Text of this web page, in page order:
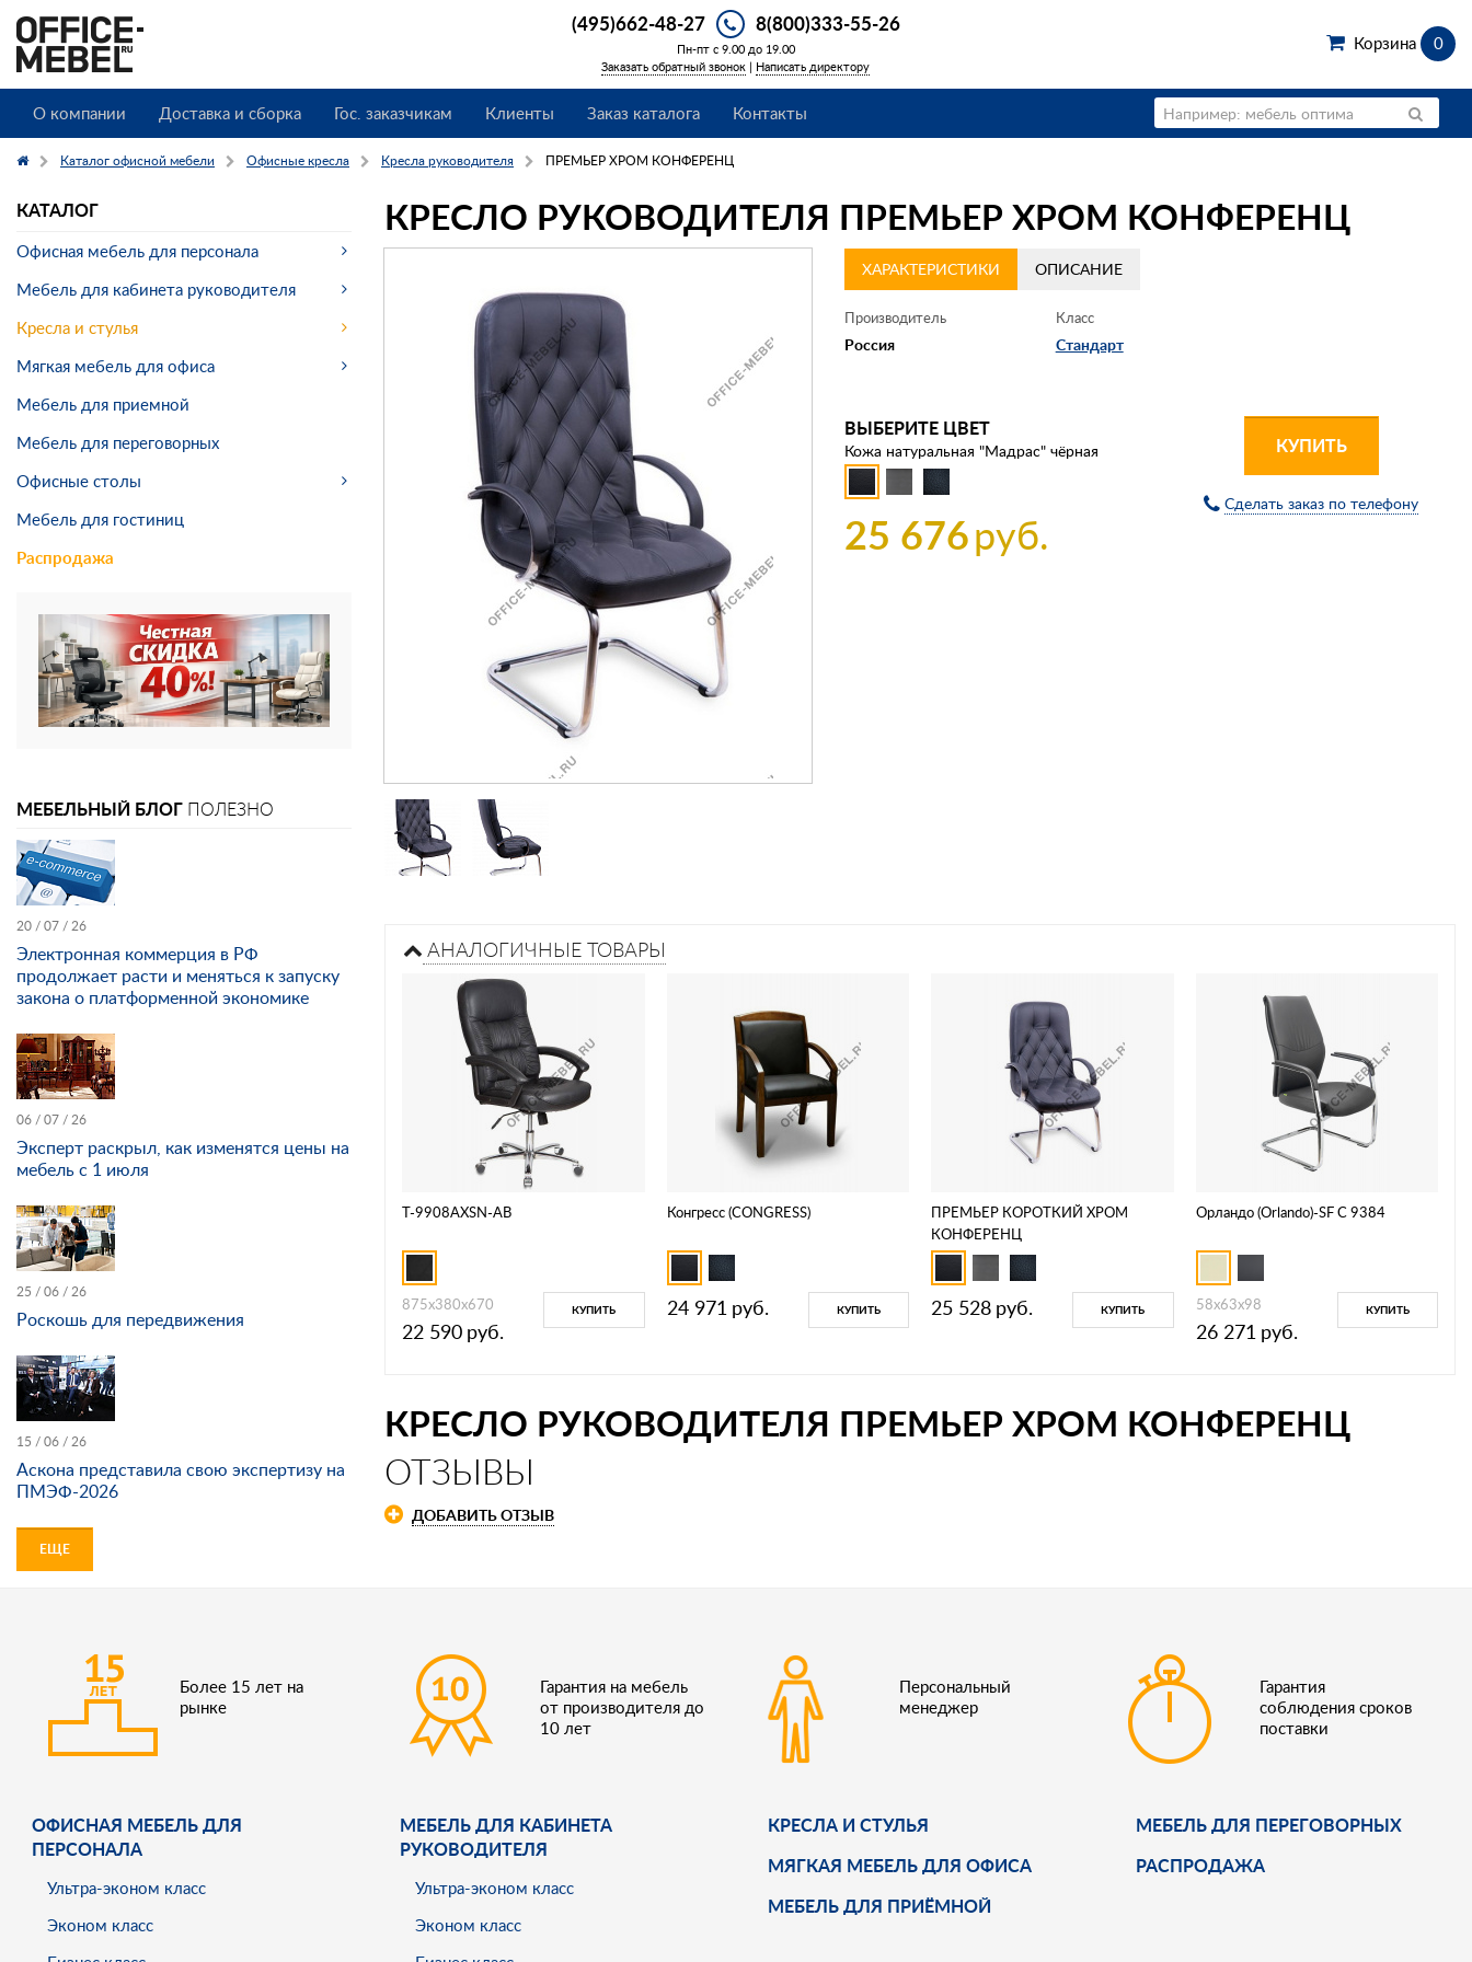
(495)662-48-27 8(800)333-55-26
Пн-пт с 9.00 до 19.00
Заказать обратный звонок | Написать директору
Корзина 0
О компании Доставка и сборка Гос. заказчикам Клиенты Заказ каталога Контакты
Каталог офисной мебели Офисные кресла Кресла руководителя ПРЕМЬЕР ХРОМ КОНФЕРЕНЦ
КРЕСЛО РУКОВОДИТЕЛЯ ПРЕМЬЕР ХРОМ КОНФЕРЕНЦ
ХАРАКТЕРИСТИКИ ОПИСАНИЕ
Производитель
Россия
Класс
Стандарт
ВЫБЕРИТЕ ЦВЕТ
Кожа натуральная "Мадрас" чёрная
25 676руб.
КУПИТЬ
Сделать заказ по телефону
АНАЛОГИЧНЫЕ ТОВАРЫ
T-9908AXSN-AB
875х380х670
22 590 руб.
КУПИТЬ
Конгресс (CONGRESS)
24 971 руб. КУПИТЬ
ПРЕМЬЕР КОРОТКИЙ ХРОМ
КОНФЕРЕНЦ
25 528 руб. КУПИТЬ
Орландо (Orlando)-SF С 9384
58х63х98
26 271 руб.
КУПИТЬ
КРЕСЛО РУКОВОДИТЕЛЯ ПРЕМЬЕР ХРОМ КОНФЕРЕНЦ
ОТЗЫВЫ
ДОБАВИТЬ ОТЗЫВ
КАТАЛОГ
Офисная мебель для персонала
Мебель для кабинета руководителя
Кресла и стулья
Мягкая мебель для офиса
Мебель для приемной
Мебель для переговорных
Офисные столы
Мебель для гостиниц
Распродажа
МЕБЕЛЬНЫЙ БЛОГ ПОЛЕЗНО
20 / 07 / 26
Электронная коммерция в РФ
продолжает расти и меняться к запуску
закона о платформенной экономике
06 / 07 / 26
Эксперт раскрыл, как изменятся цены на
мебель с 1 июля
25 / 06 / 26
Роскошь для передвижения
15 / 06 / 26
Аскона представила свою экспертизу на
ПМЭФ-2026
ЕЩЕ
Более 15 лет на
рынке
Гарантия на мебель
от производителя до
10 лет
Персональный
менеджер
Гарантия
соблюдения сроков
поставки
ОФИСНАЯ МЕБЕЛЬ ДЛЯ
ПЕРСОНАЛА
Ультра-эконом класс
Эконом класс
МЕБЕЛЬ ДЛЯ КАБИНЕТА
РУКОВОДИТЕЛЯ
Ультра-эконом класс
Эконом класс
КРЕСЛА И СТУЛЬЯ
МЯГКАЯ МЕБЕЛЬ ДЛЯ ОФИСА
МЕБЕЛЬ ДЛЯ ПРИЁМНОЙ
МЕБЕЛЬ ДЛЯ ПЕРЕГОВОРНЫХ
РАСПРОДАЖА